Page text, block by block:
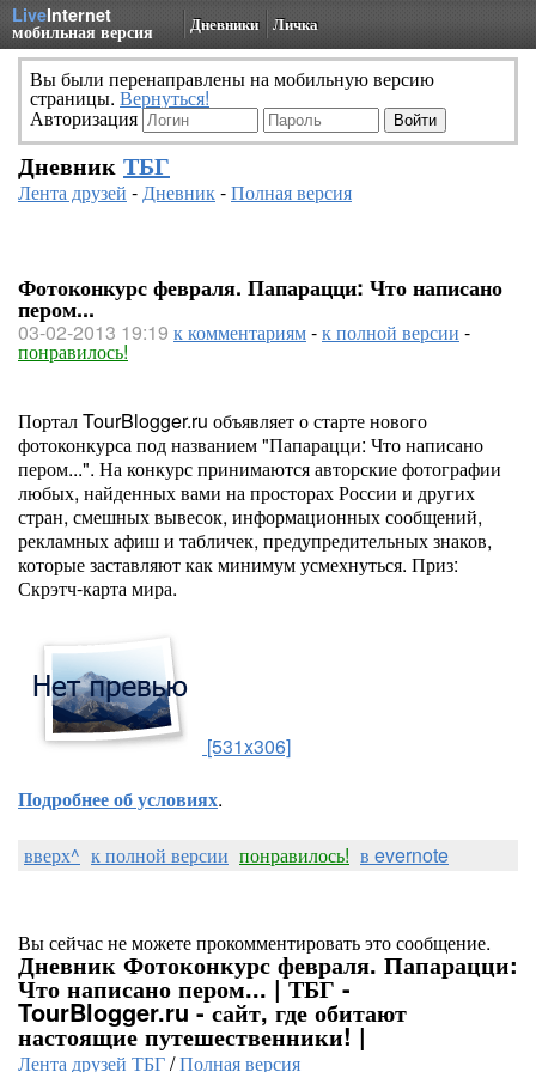
LiveInternet
мобильная версия Дневники Личка
Вы были перенаправлены на мобильную версию
страницы. Вернуться!
Авторизация
Дневник ТБГ
Лента друзей -Дневник-Полная версия
Фотоконкурс февраля. Папарацци: Что написано
пером...
03-02-2013 19:19 к комментариям-к полной версии -
понравилось!
Портал TourBlogger.ru объявляет о старте нового
фотоконкурса под названием "Папарацци: Что написано
пером...". На конкурс принимаются авторские фотографии
любых, найденных вами на просторах России и других
стран, смешных вывесок, информационных сообщений,
рекламных афиш и табличек, предупредительных знаков,
которые заставляют как минимум усмехнуться. Приз:
Скрэтч-карта мира.
[531x306]
Подробнее об условиях.
вверх^ к полной версии понравилось! в evernote
Вы сейчас не можете прокомментировать это сообщение.
Дневник Фотоконкурс февраля. Папарацци:
Что написано пером... | ТБГ -
TourBlogger.ru - сайт, где обитают
настоящие путешественники! |
Лента друзей ТБГ/Полная версия